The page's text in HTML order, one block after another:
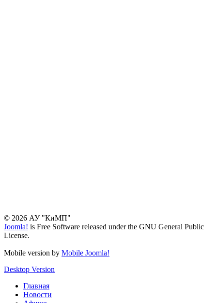
© 2026 АУ "КиМП"
Joomla! is Free Software released under the GNU General Public
License.
Mobile version by Mobile Joomla!
Desktop Version
Главная
Новости